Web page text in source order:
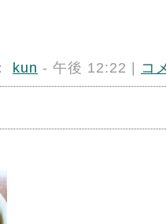
kun - 午後 12:22 | コ